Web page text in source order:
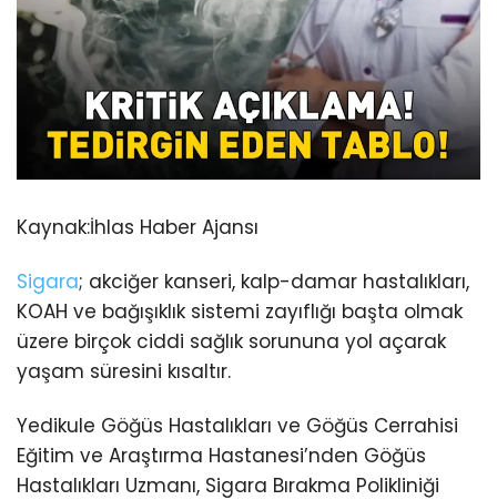
Kaynak:İhlas Haber Ajansı
Sigara; akciğer kanseri, kalp-damar hastalıkları,
KOAH ve bağışıklık sistemi zayıflığı başta olmak
üzere birçok ciddi sağlık sorununa yol açarak
yaşam süresini kısaltır.
Yedikule Göğüs Hastalıkları ve Göğüs Cerrahisi
Eğitim ve Araştırma Hastanesi’nden Göğüs
Hastalıkları Uzmanı, Sigara Bırakma Polikliniği